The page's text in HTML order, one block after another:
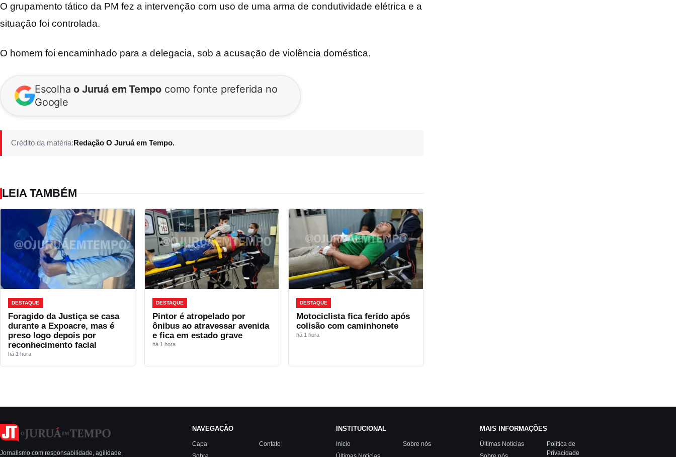
O grupamento tático da PM fez a intervenção com uso de uma arma de condutividade elétrica e a
situação foi controlada.
O homem foi encaminhado para a delegacia, sob a acusação de violência doméstica.
Escolhao Juruá em Tempo como fonte preferida no
Google
Crédito da matéria: Redação O Juruá em Tempo.
LEIA TAMBÉM
DESTAQUE
Foragido da Justiça se casa
durante a Expoacre, mas é
preso logo depois por
reconhecimento facial
há 1 hora
DESTAQUE
Pintor é atropelado por
ônibus ao atravessar avenida
e fica em estado grave
há 1 hora
DESTAQUE
Motociclista fica ferido após
colisão com caminhonete
há 1 hora
Jornalismo com responsabilidade, agilidade,
NAVEGAÇÃO
Capa
Contato
INSTITUCIONAL
Início
Sobre nós
MAIS INFORMAÇÕES
Últimas Notícias
Política de
Privacidade